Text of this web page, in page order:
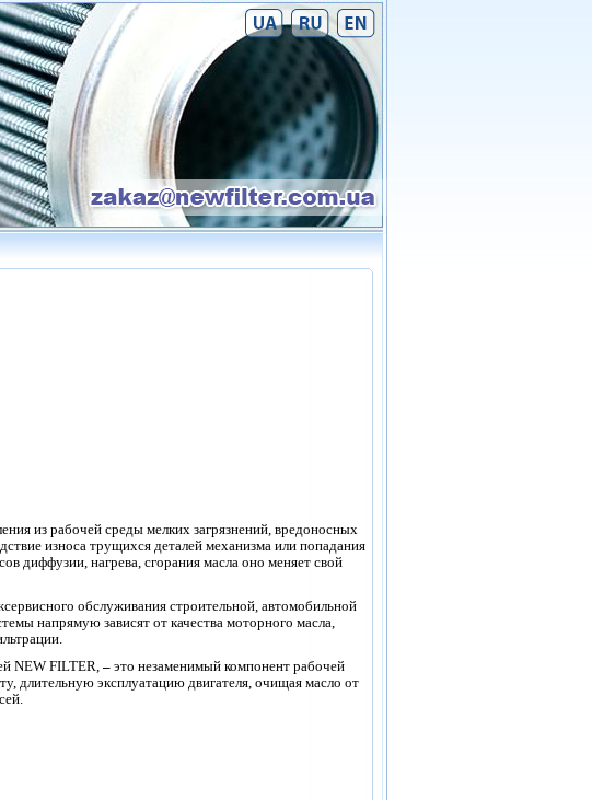
из рабочей среды мелких загрязнений, вредоносных
износа трущихся деталей механизма или попадания
диффузии, нагрева, сгорания масла оно меняет свой
обслуживания строительной, автомобильной
напрямую зависят от качества моторного масла,
NEW FILTER,– это незаменимый компонент рабочей
длительную эксплуатацию двигателя, очищая масло от